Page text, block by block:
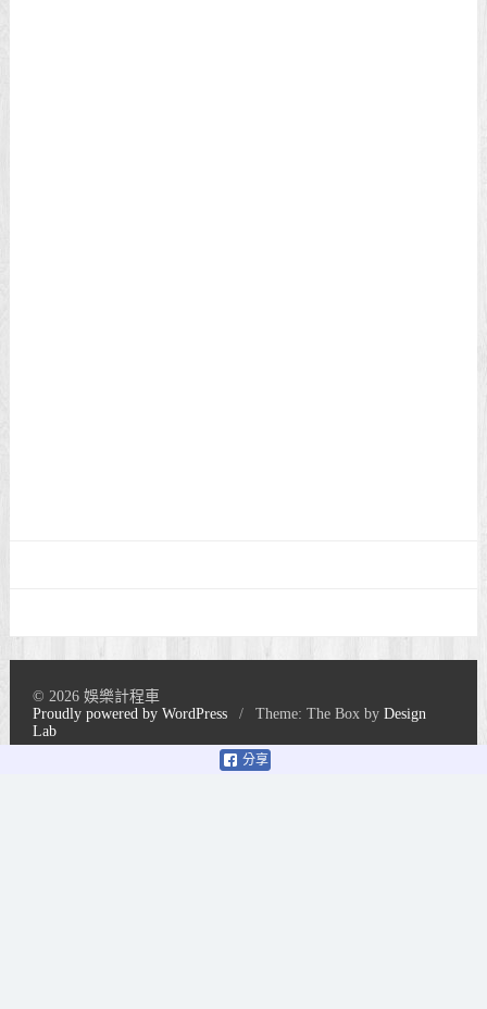
分享
© 2026 娛樂計程車
Proudly powered by WordPress
/ Theme: The Box byDesign
Lab